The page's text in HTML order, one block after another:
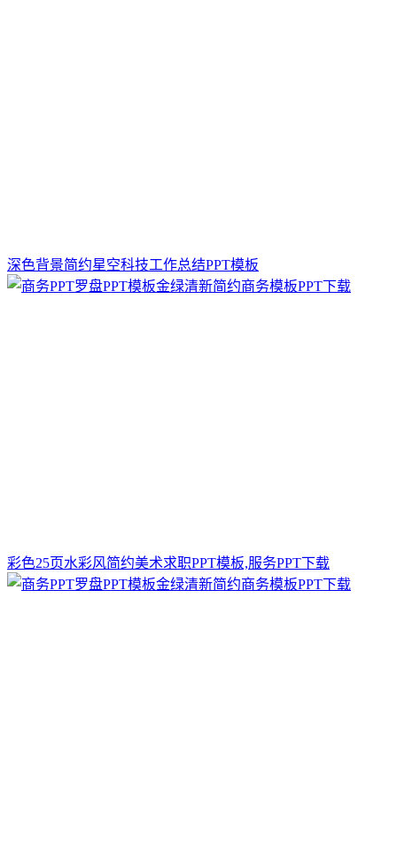
深色背景简约星空科技工作总结PPT模板
彩色25页水彩风简约美术求职PPT模板,服务PPT下载